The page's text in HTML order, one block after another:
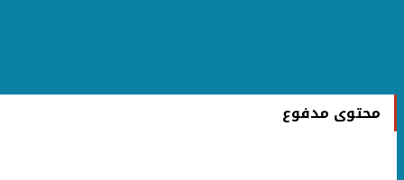
محتوى مدفوع